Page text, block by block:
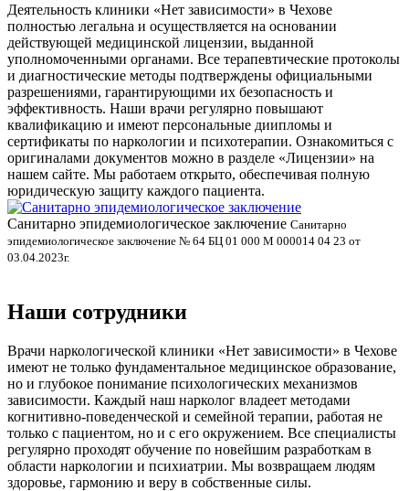
Деятельность клиники «Нет зависимости» в Чехове
полностью легальна и осуществляется на основании
действующей медицинской лицензии, выданной
уполномоченными органами. Все терапевтические протоколы
и диагностические методы подтверждены официальными
разрешениями, гарантирующими их безопасность и
эффективность. Наши врачи регулярно повышают
квалификацию и имеют персональные диипломы и
сертификаты по наркологии и психотерапии. Ознакомиться с
оригиналами документов можно в разделе «Лицензии» на
нашем сайте. Мы работаем открыто, обеспечивая полную
юридическую защиту каждого пациента.
Санитарно эпидемиологическое заключение Санитарно
эпидемиологическое заключение № 64 БЦ 01 000 М 000014 04 23 от
03.04.2023г.
Наши сотрудники
Врачи наркологической клиники «Нет зависимости» в Чехове
имеют не только фундаментальное медицинское образование,
но и глубокое понимание психологических механизмов
зависимости. Каждый наш нарколог владеет методами
когнитивно-поведенческой и семейной терапии, работая не
только с пациентом, но и с его окружением. Все специалисты
регулярно проходят обучение по новейшим разработкам в
области наркологии и психиатрии. Мы возвращаем людям
здоровье, гармонию и веру в собственные силы.